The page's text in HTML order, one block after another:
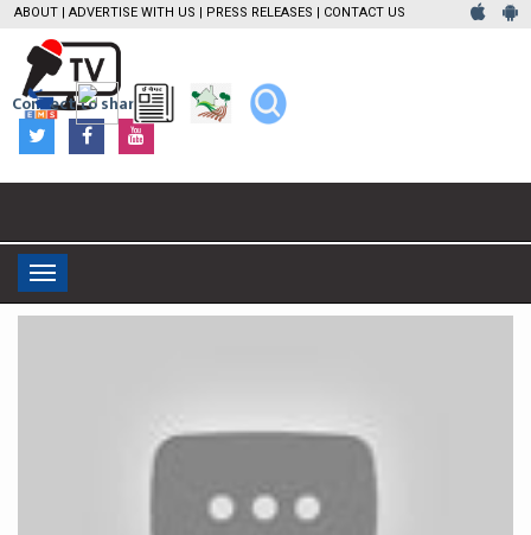
ABOUT | ADVERTISE WITH US | PRESS RELEASES | CONTACT US
Connect to share
Toggle
navigation